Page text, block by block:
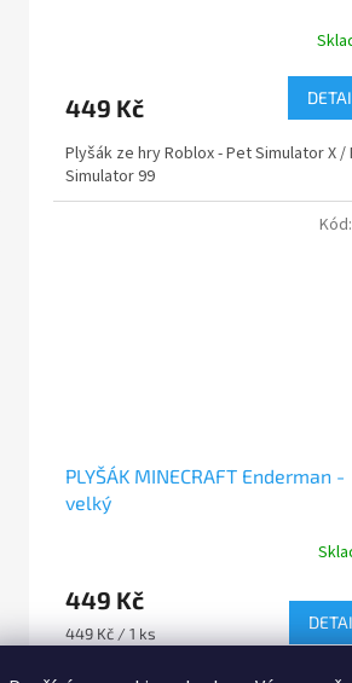
je
z
5
hvězdiček.
449 Kč
Plyšák ze hry Roblox - Pet Simulator X /
Simulator 99
PLYŠÁK MINECRAFT Enderman -
velký
produktu
je
5,0
449 Kč
Měrná
449 Kč / 1 ks
Kód: